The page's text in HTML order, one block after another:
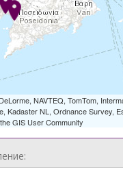
NAVTEQ, TomTom,
Kadaster NL, Ordnance Survey,
GIS User Community